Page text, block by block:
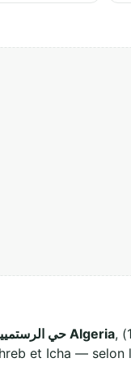
حي الرستميين 13000 تلمسان Algeria, تلمسان (13000). Ce lieu de culte musulman accueille
et Icha —